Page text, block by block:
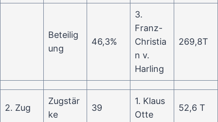
Beteilig
ung
46,3%
3.
Franz-
Christia
n v.
Harling
269,8T
2. Zug
Zugstär
ke
39
1. Klaus
Otte
52,6 T